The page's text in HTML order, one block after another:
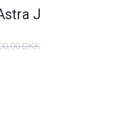
J
DKK